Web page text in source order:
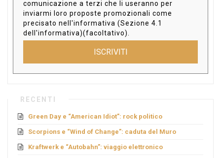
comunicazione a terzi che li useranno per
inviarmi loro proposte promozionali come
precisato nell'informativa (Sezione 4.1
dell'informativa)(facoltativo).
ISCRIVITI
RECENTI
Green Day e “American Idiot”: rock politico
Scorpions e “Wind of Change”: caduta del Muro
Kraftwerk e “Autobahn”: viaggio elettronico